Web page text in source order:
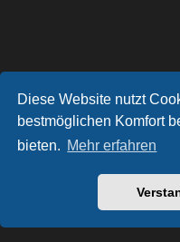
Diese Website nutzt
bestmöglichen Komfort
bieten. Mehr erfahren